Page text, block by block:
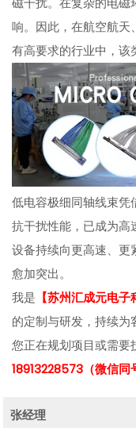
响。因此，在航空航
有高要求的行业中，该
低电容极细同轴线束凭
抗干扰性能，已成为
设备持续向更高速、
愈加突出。
我是 【苏州汇成元电子
的定制与研发，持续
您正在规划项目或需
18913228573（微信同
张经理